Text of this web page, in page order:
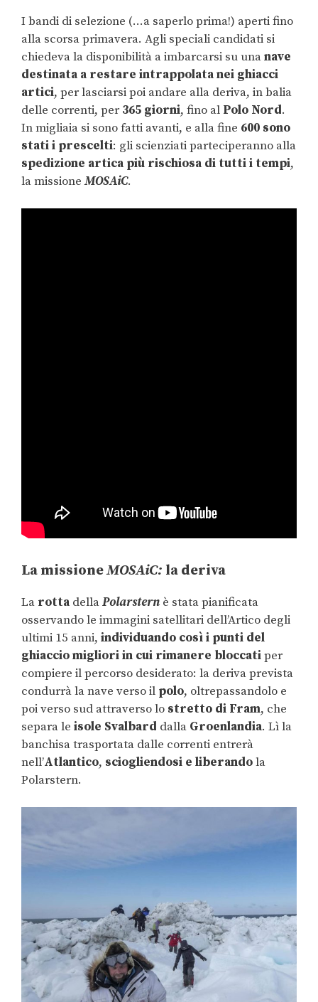
I bandi di selezione (…a saperlo prima!) aperti fino
alla scorsa primavera. Agli speciali candidati si
chiedeva la disponibilità a imbarcarsi su unanave
destinata a restare intrappolata nei ghiacci
artici, per lasciarsi poi andare alla deriva, in balia
delle correnti, per 365 giorni, fino al Polo Nord.
In migliaia si sono fatti avanti, e alla fine 600 sono
stati i prescelti: gli scienziati parteciperanno alla
spedizione artica più rischiosa di tutti i tempi,
la missioneMOSAiC.
La missioneMOSAiC: la deriva
La rotta dellaPolarstern è stata pianificata
osservando le immagini satellitari dell’Artico degli
ultimi 15 anni, individuando così i punti del
ghiaccio migliori in cui rimanere bloccatiper
compiere il percorso desiderato: la deriva prevista
condurrà la nave verso il polo, oltrepassandolo e
poi verso sud attraverso lo stretto di Fram, che
separa le isole Svalbard dalla Groenlandia. Lì la
banchisa trasportata dalle correnti entrerà
nell’Atlantico, sciogliendosi e liberandola
Polarstern.